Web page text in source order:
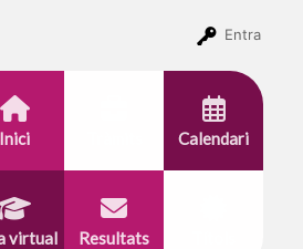
Entra
Inici Calendari
virtual Resultats